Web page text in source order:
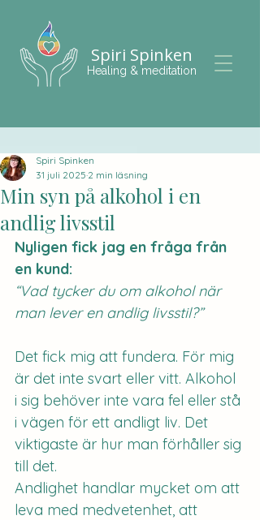
Spiri Spinken
Healing & meditation
Min syn på alkohol i en
andlig livsstil
Spiri Spinken
31 juli 2025 2 min läsning
Nyligen fick jag en fråga från
en kund:
“Vad tycker du om alkohol när
man lever en andlig livsstil?”
Det fick mig att fundera. För mig
är det inte svart eller vitt. Alkohol
i sig behöver inte vara fel eller stå
i vägen för ett andligt liv. Det
viktigaste är hur man förhåller sig
till det.
Andlighet handlar mycket om att
leva med medvetenhet, att